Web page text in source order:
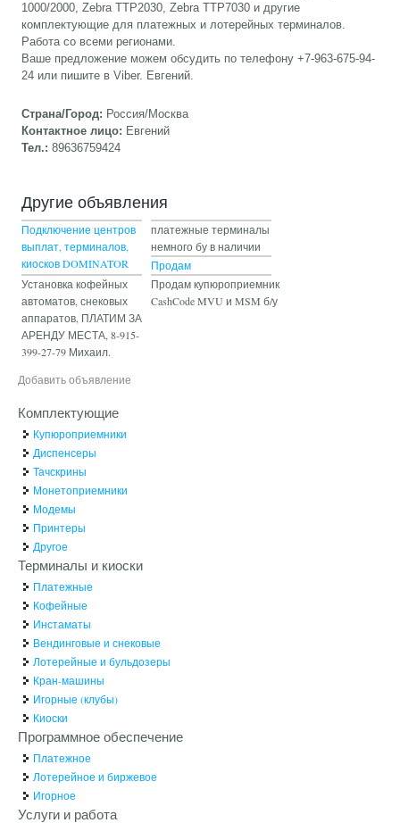
1000/2000, Zebra TTP2030, Zebra TTP7030 и другие
комплектующие для платежных и лотерейных терминалов.
Работа со всеми регионами.
Ваше предложение можем обсудить по телефону +7-963-675-94-
24 или пишите в Viber. Евгений.
Страна/Город: Россия/Москва
Контактное лицо: Евгений
Тел.:89636759424
Другие объявления
Подключение центров
выплат, терминалов,
киосков DOMINATOR
платежные терминалы
немного бу в наличии
Продам
Установка кофейных
автоматов, снековых
аппаратов, ПЛАТИМ ЗА
АРЕНДУ МЕСТА, 8-915-
399-27-79 Михаил.
Продам купюроприемник
CashCode MVU и MSM б/у
Добавить объявление
Комплектующие
Купюроприемники
Диспенсеры
Тачскрины
Монетоприемники
Модемы
Принтеры
Другое
Терминалы и киоски
Платежные
Кофейные
Инстаматы
Вендинговые и снековые
Лотерейные и бульдозеры
Кран-машины
Игорные (клубы)
Киоски
Программное обеспечение
Платежное
Лотерейное и биржевое
Игорное
Услуги и работа